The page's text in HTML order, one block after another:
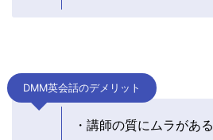
DMM英会話のデメリット
・講師の質にムラがある